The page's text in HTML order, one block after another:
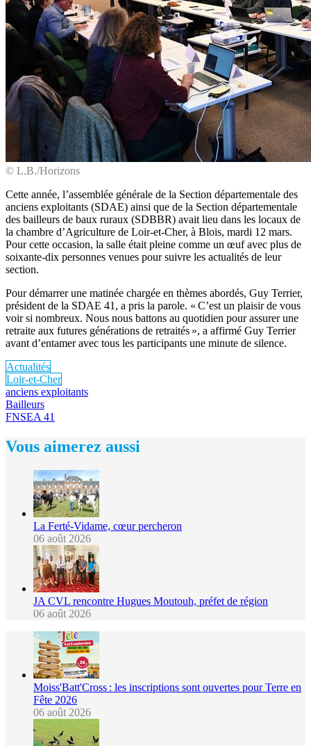
© L.B./Horizons
Cette année, l’assemblée générale de la Section départementale des
anciens exploitants (SDAE) ainsi que de la Section départementale
des bailleurs de baux ruraux (SDBBR) avait lieu dans les locaux de
la chambre d’Agriculture de Loir-et-Cher, à Blois, mardi 12 mars.
Pour cette occasion, la salle était pleine comme un œuf avec plus de
soixante-dix personnes venues pour suivre les actualités de leur
section.
Pour démarrer une matinée chargée en thèmes abordés, Guy Terrier,
président de la SDAE 41, a pris la parole. « C’est un plaisir de vous
voir si nombreux. Nous nous battons au quotidien pour assurer une
retraite aux futures générations de retraités », a affirmé Guy Terrier
avant d’entamer avec tous les participants une minute de silence.
Actualités
Loir-et-Cher
anciens exploitants
Bailleurs
FNSEA 41
Vous aimerez aussi
La Ferté-Vidame, cœur percheron
06 août 2026
JA CVL rencontre Hugues Moutouh, préfet de région
06 août 2026
Moiss'Batt'Cross : les inscriptions sont ouvertes pour Terre en
Fête 2026
06 août 2026